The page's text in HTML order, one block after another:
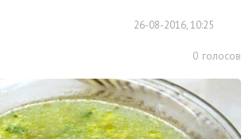
26-08-2016, 10:25
0 голосов